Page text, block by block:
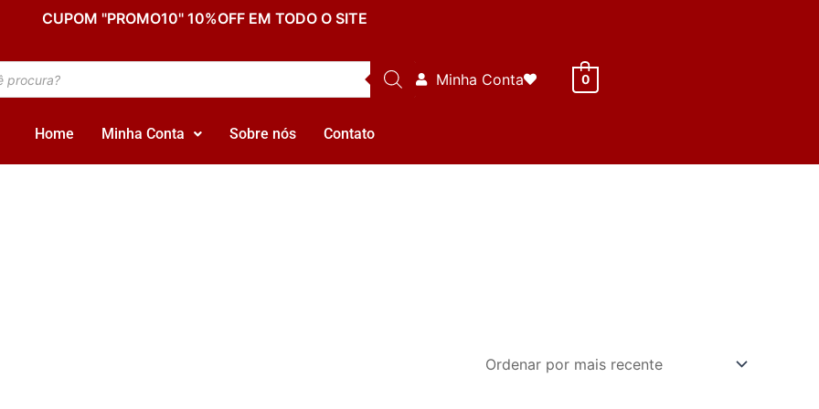
CUPOM "PROMO10" 10%OFF EM TODO O SITE
Minha Conta 0
Home Minha Conta Sobre nós Contato